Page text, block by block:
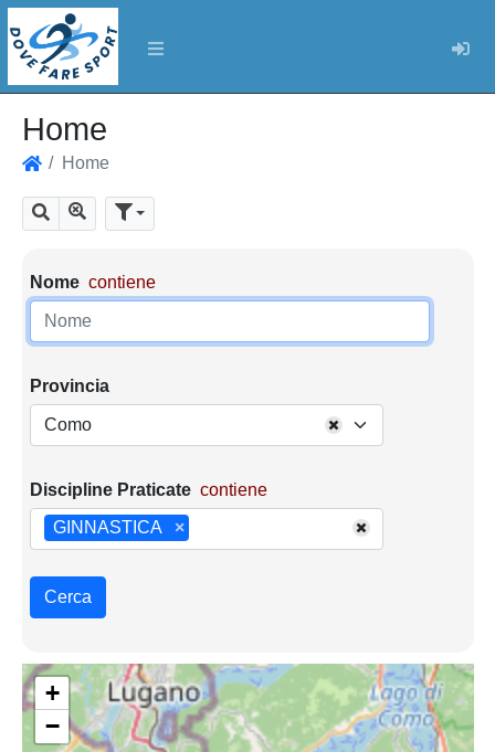
Home
Home
Cerca Mostra tutti i risultati
Parametri di ricerca
Nome contiene
Provincia
Como
Discipline Praticate contiene
×
GINNASTICA
Cerca
+
−